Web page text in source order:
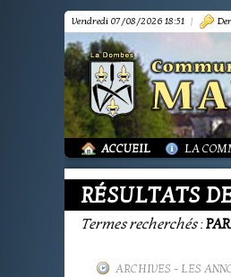
Vendredi 07/08/2026 18:51 |
ACCUEIL LA
RÉSULTATS
Termes recherchés:
ARCHIVES - LES
MARPA
VIE